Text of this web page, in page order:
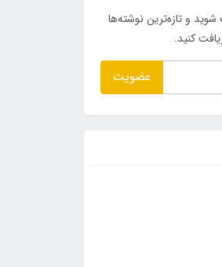
و تازه‌ترین نوشته‌ها
کنید.
عضویت